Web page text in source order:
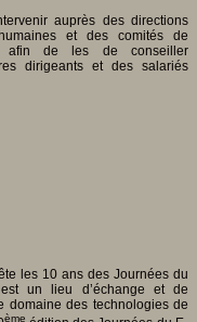
auprès des directions
et des comités de
afin de les de conseiller
dirigeants et des salariés
les 10 ans des Journées du
est un lieu d’échange et de
domaine des technologies de
ème